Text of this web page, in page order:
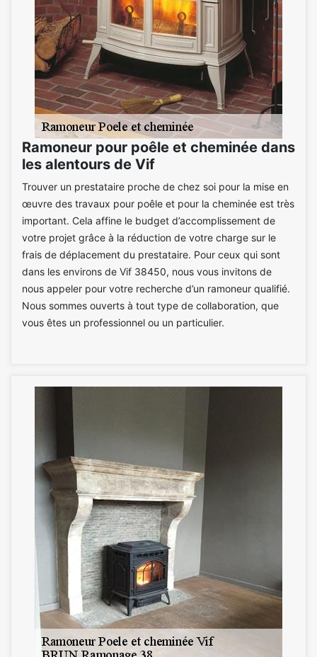
Ramoneur pour poêle et cheminée dans
les alentours de Vif
Trouver un prestataire proche de chez soi pour la mise en
œuvre des travaux pour poêle et pour la cheminée est très
important. Cela affine le budget d’accomplissement de
votre projet grâce à la réduction de votre charge sur le
frais de déplacement du prestataire. Pour ceux qui sont
dans les environs de Vif 38450, nous vous invitons de
nous appeler pour votre recherche d’un ramoneur qualifié.
Nous sommes ouverts à tout type de collaboration, que
vous êtes un professionnel ou un particulier.